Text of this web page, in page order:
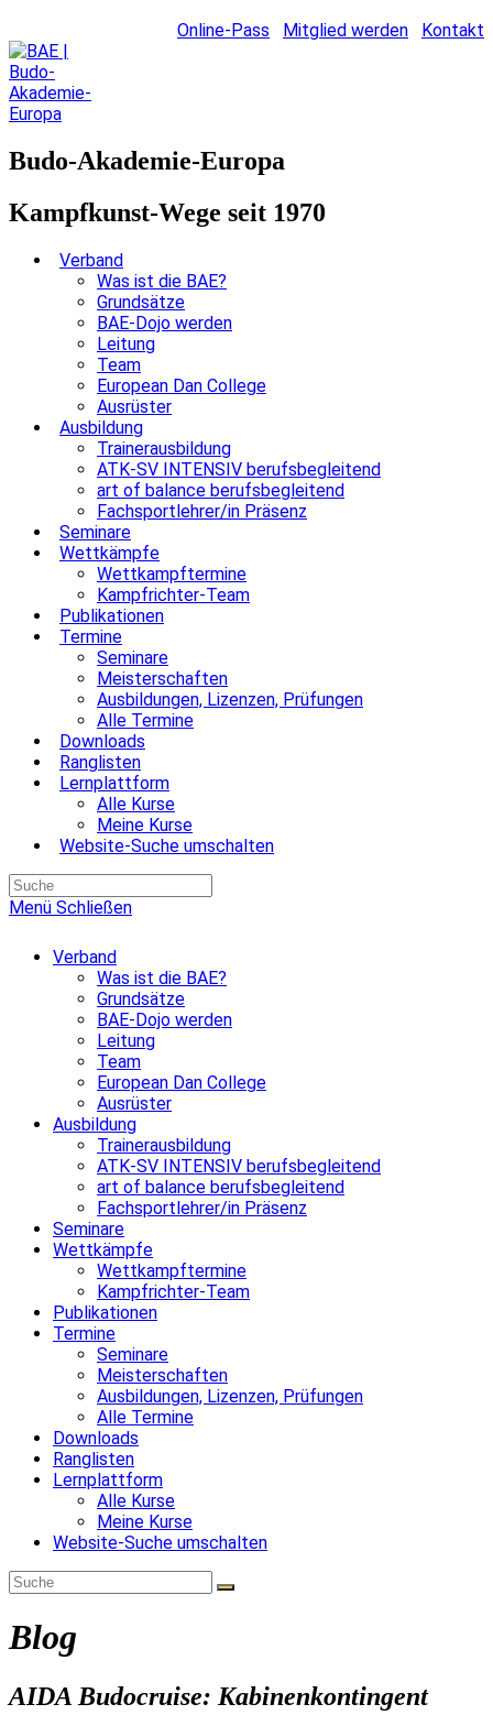
Online-Pass Mitglied werden Kontakt
Budo-Akademie-Europa
Kampfkunst-Wege seit 1970
Verband
Was ist die BAE?
Grundsätze
BAE-Dojo werden
Leitung
Team
European Dan College
Ausrüster
Ausbildung
Trainerausbildung
ATK-SV INTENSIV berufsbegleitend
art of balance berufsbegleitend
Fachsportlehrer/in Präsenz
Seminare
Wettkämpfe
Wettkampftermine
Kampfrichter-Team
Publikationen
Termine
Seminare
Meisterschaften
Ausbildungen, Lizenzen, Prüfungen
Alle Termine
Downloads
Ranglisten
Lernplattform
Alle Kurse
Meine Kurse
Website-Suche umschalten
Menü Schließen
Verband
Was ist die BAE?
Grundsätze
BAE-Dojo werden
Leitung
Team
European Dan College
Ausrüster
Ausbildung
Trainerausbildung
ATK-SV INTENSIV berufsbegleitend
art of balance berufsbegleitend
Fachsportlehrer/in Präsenz
Seminare
Wettkämpfe
Wettkampftermine
Kampfrichter-Team
Publikationen
Termine
Seminare
Meisterschaften
Ausbildungen, Lizenzen, Prüfungen
Alle Termine
Downloads
Ranglisten
Lernplattform
Alle Kurse
Meine Kurse
Website-Suche umschalten
Blog
AIDA Budocruise: Kabinenkontingent